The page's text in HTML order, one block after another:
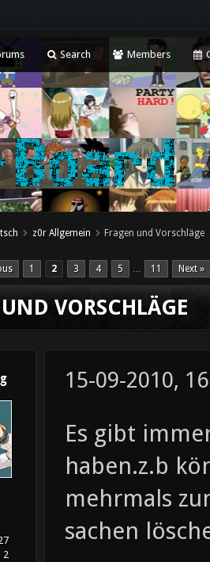
Search Members
z0r Allgemein Fragen und Vorschläge
1 2 3 4 5 … 11 Next »
VORSCHLÄGE
2
15-09-2010,
Es gibt
haben.z.b
mehrmals
sachen